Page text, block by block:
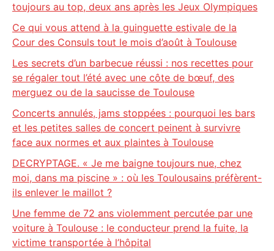
toujours au top, deux ans après les Jeux Olympiques
Ce qui vous attend à la guinguette estivale de la
Cour des Consuls tout le mois d’août à Toulouse
Les secrets d’un barbecue réussi : nos recettes pour
se régaler tout l’été avec une côte de bœuf, des
merguez ou de la saucisse de Toulouse
Concerts annulés, jams stoppées : pourquoi les bars
et les petites salles de concert peinent à survivre
face aux normes et aux plaintes à Toulouse
DECRYPTAGE. « Je me baigne toujours nue, chez
moi, dans ma piscine » : où les Toulousains préfèrent-
ils enlever le maillot ?
Une femme de 72 ans violemment percutée par une
voiture à Toulouse : le conducteur prend la fuite, la
victime transportée à l’hôpital